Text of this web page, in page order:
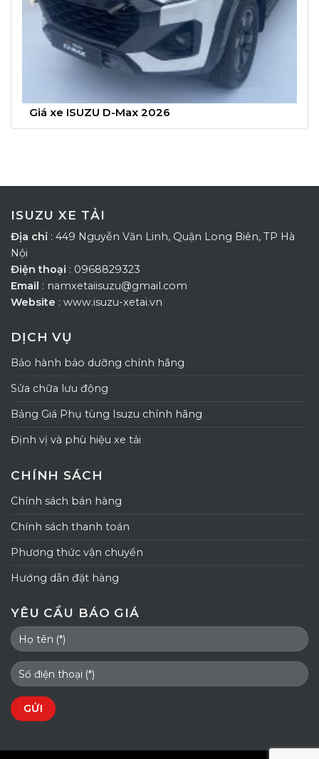
Giá xe ISUZU D-Max 2026
ISUZU XE TẢI
Địa chỉ : 449 Nguyễn Văn Linh, Quận Long Biên, TP Hà
Nội
Điện thoại : 0968829323
Email : namxetaiisuzu@gmail.com
Website : www.isuzu-xetai.vn
DỊCH VỤ
Bảo hành bảo dưỡng chính hãng
Sửa chữa lưu động
Bảng Giá Phụ tùng Isuzu chính hãng
Định vị và phù hiệu xe tải
CHÍNH SÁCH
Chính sách bán hàng
Chính sách thanh toán
Phương thức vận chuyển
Hướng dẫn đặt hàng
YÊU CẦU BÁO GIÁ